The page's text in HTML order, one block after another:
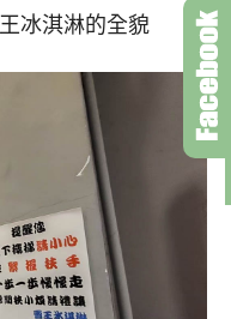
冰淇淋的全貌